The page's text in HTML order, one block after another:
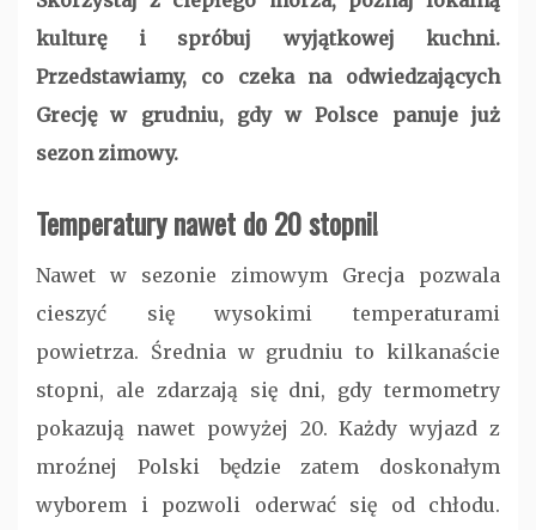
kulturę i spróbuj wyjątkowej kuchni.
Przedstawiamy, co czeka na odwiedzających
Grecję w grudniu, gdy w Polsce panuje już
sezon zimowy.
Temperatury nawet do 20 stopni!
Nawet w sezonie zimowym Grecja pozwala
cieszyć się wysokimi temperaturami
powietrza. Średnia w grudniu to kilkanaście
stopni, ale zdarzają się dni, gdy termometry
pokazują nawet powyżej 20. Każdy wyjazd z
mroźnej Polski będzie zatem doskonałym
wyborem i pozwoli oderwać się od chłodu.